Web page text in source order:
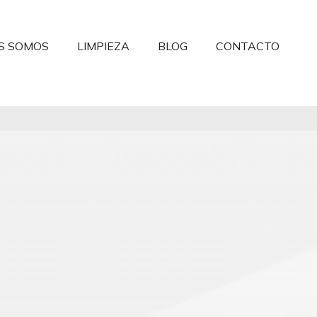
SOMOS LIMPIEZA BLOG CONTACTO